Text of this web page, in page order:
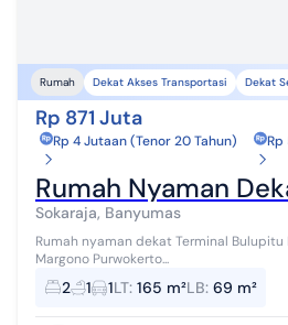
Rumah Dekat Akses Transportasi Dekat
Rp 871 Juta
Rp 4 Jutaan (Tenor 20 Tahun) Rp
Sokaraja, Banyumas
Rumah nyaman dekat Terminal Bulupitu
Margono Purwokerto...
2 1 1LT: 165 m²LB: 69 m²